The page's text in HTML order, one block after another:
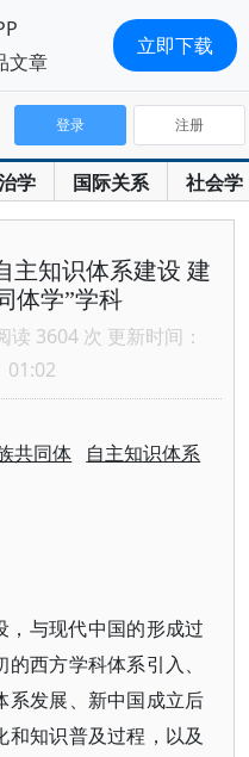
学 国际关系 社会学
登录 注册
主知识体系建设 建
体学”学科
读 3604 次 更新时间：
01:02
共同体 自主知识体系
，与现代中国的形成过
西方学科体系引入、
系发展、新中国成立后
知识普及过程，以及
文章
立即下载